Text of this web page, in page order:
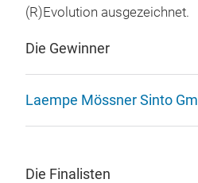
(R)Evolution ausgezeichnet.
Die Gewinner
Laempe Mössner Sinto
Die Finalisten